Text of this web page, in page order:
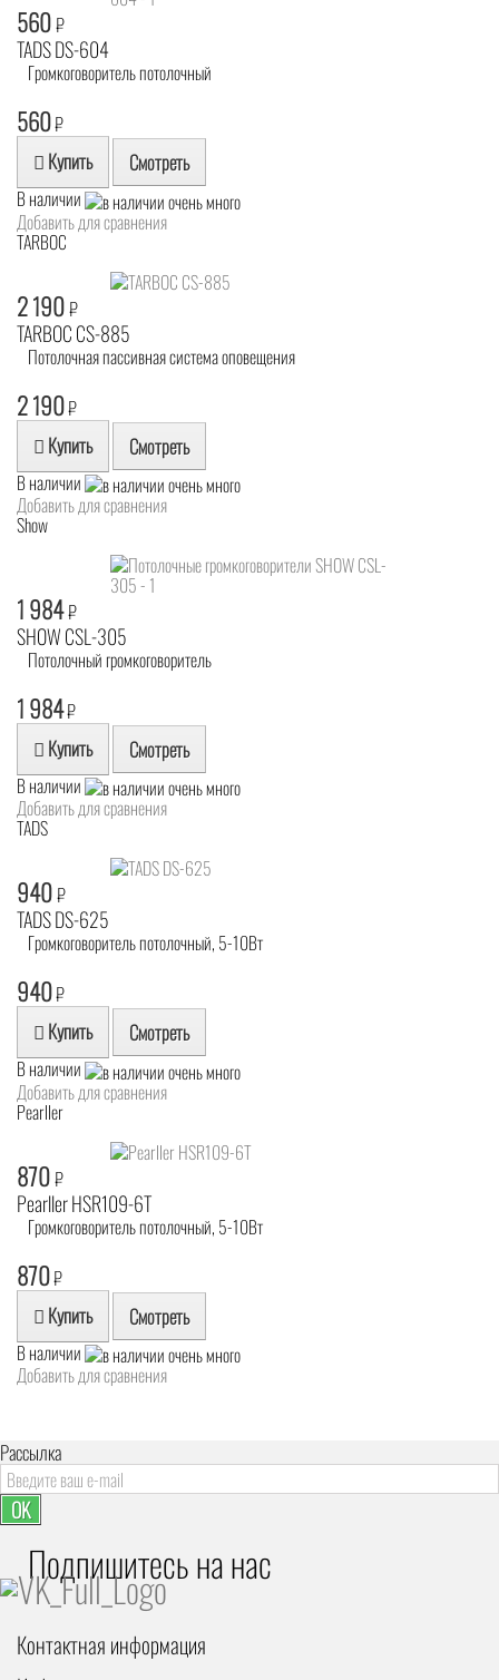
560₽
TADS DS-604
Громкоговоритель потолочный
560₽
Купить Смотреть
В наличии
Добавить для сравнения
TARBOC
2 190₽
TARBOC CS-885
Потолочная пассивная система оповещения
2 190₽
Купить Смотреть
В наличии
Добавить для сравнения
Show
1 984₽
SHOW CSL-305
Потолочный громкоговоритель
1 984₽
Купить Смотреть
В наличии
Добавить для сравнения
TADS
940₽
TADS DS-625
Громкоговоритель потолочный, 5-10Вт
940₽
Купить Смотреть
В наличии
Добавить для сравнения
Pearller
870₽
Pearller HSR109-6T
Громкоговоритель потолочный, 5-10Вт
870₽
Купить Смотреть
В наличии
Добавить для сравнения
Рассылка
OK
Подпишитесь на наc
Контактная информация